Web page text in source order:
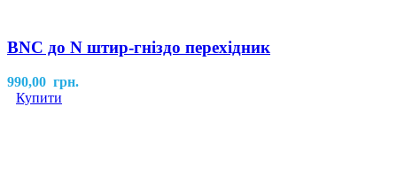
BNC до N штир-гніздо перехідник
990,00 грн.
Купити